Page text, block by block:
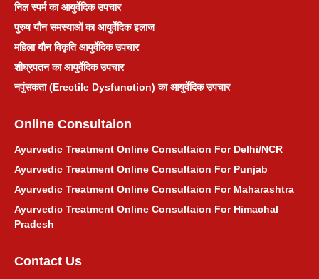
निल स्पर्म का आयुर्वेदिक उपचार
पुरुष यौन समस्याओं का आयुर्वेदिक इलाज
महिला यौन विकृति आयुर्वेदिक उपचार
शीघ्रपतन का आयुर्वेदिक उपचार
नपुंसकता (Erectile Dysfunction) का आयुर्वेदिक उपचार
Online Consultaion
Ayurvedic Treatment Online Consultaion For Delhi/NCR
Ayurvedic Treatment Online Consultaion For Punjab
Ayurvedic Treatment Online Consultaion For Maharashtra
Ayurvedic Treatment Online Consultaion For Himachal
Pradesh
Contact Us